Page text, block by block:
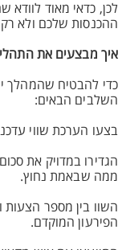
לכן, כדאי מאוד
ההכנסות שלכם ולא
איך מבצעים את
כדי להבטיח שהמהלך
השלבים הבאים:
בצעו הערכת שווי
הגדירו במדויק את
ממה שבאמת נחוץ.
השוו בין מספר
הפירעון המוקדם.